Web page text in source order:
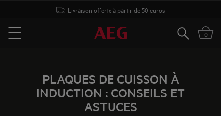
Livraison offerte à partir de 50 euros
Menu
Rechercher
0
PLAQUES DE CUISSON À
INDUCTION : CONSEILS ET
ASTUCES